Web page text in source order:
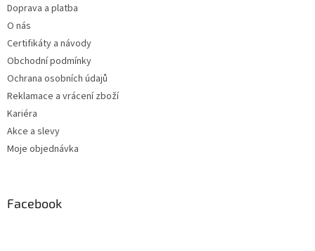
Doprava a platba
O nás
Certifikáty a návody
Obchodní podmínky
Ochrana osobních údajů
Reklamace a vrácení zboží
Kariéra
Akce a slevy
Moje objednávka
Facebook